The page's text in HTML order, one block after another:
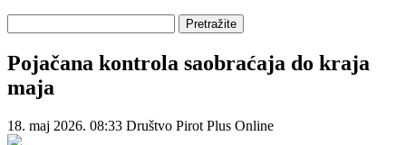
Pretražite
Pojačana kontrola saobraćaja do kraja
maja
18. maj 2026. 08:33 Društvo Pirot Plus Online